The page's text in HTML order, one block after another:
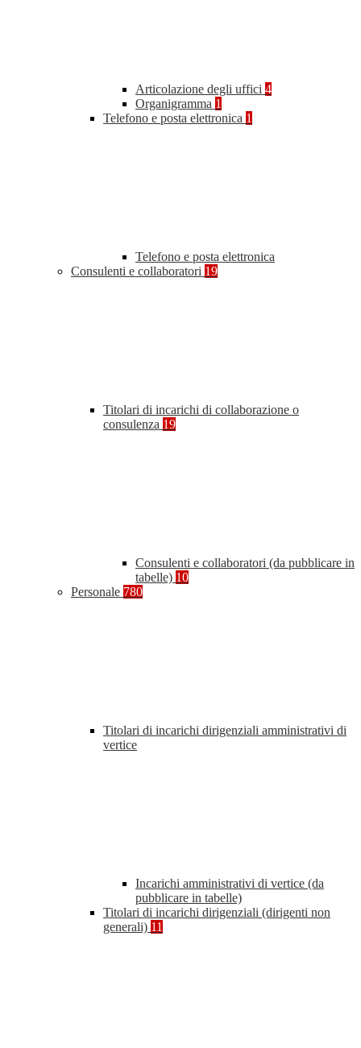
Articolazione degli uffici 4
Organigramma 1
Telefono e posta elettronica 1
Telefono e posta elettronica
Consulenti e collaboratori 19
Titolari di incarichi di collaborazione o
consulenza 19
Consulenti e collaboratori (da pubblicare in
tabelle) 10
Personale 780
Titolari di incarichi dirigenziali amministrativi di
vertice
Incarichi amministrativi di vertice (da
pubblicare in tabelle)
Titolari di incarichi dirigenziali (dirigenti non
generali) 11